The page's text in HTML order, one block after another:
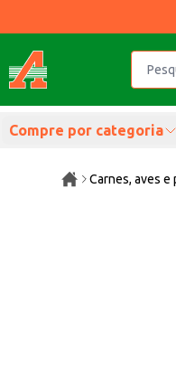
Compre por categoria
Carnes, aves e